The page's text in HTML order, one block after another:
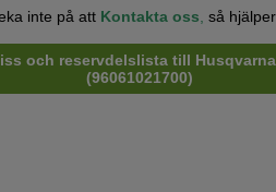
inte på att Kontakta oss, så
och reservdelslista till Husqvarna
(96061021700)